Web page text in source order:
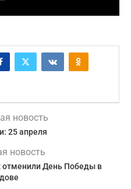
новость
25 апреля
новость
отменили День Победы в